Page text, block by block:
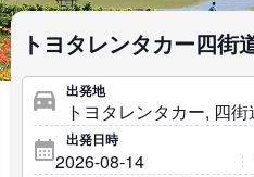
トヨタレンタカー四街
出発地
出発日時